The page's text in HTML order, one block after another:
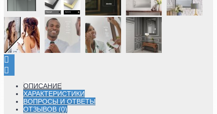
ОПИСАНИЕ
ХАРАКТЕРИСТИКИ
ВОПРОСЫ И ОТВЕТЫ
ОТЗЫВОВ (0)